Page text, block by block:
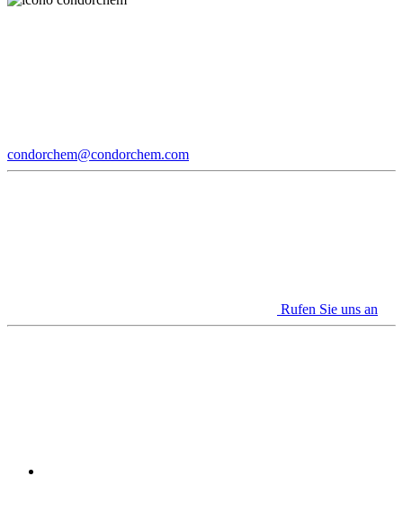
condorchem@condorchem.com
Rufen Sie uns an